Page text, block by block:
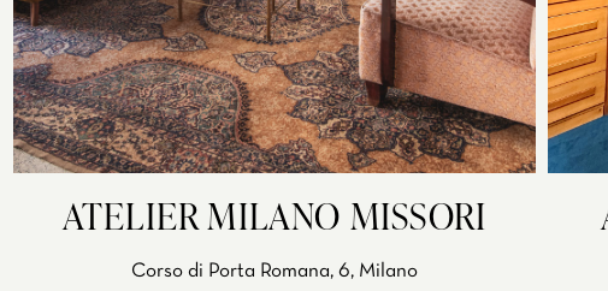
ATELIER MILANO MISSORI
Corso di Porta Romana, 6, Milano